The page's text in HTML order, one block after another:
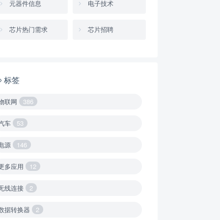
元器件信息 电子技术
芯片热门需求 芯片招聘
标签
联网 386
车 53
源 146
多应用 12
线连接 2
据转换器 2